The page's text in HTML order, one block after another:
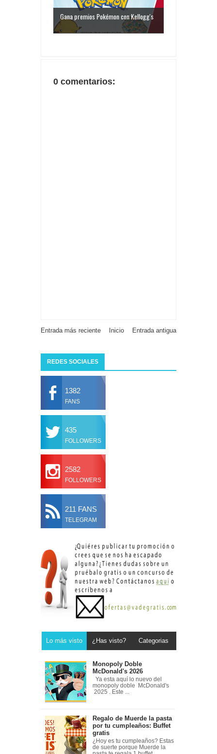
Gana premios Pokémon con Kellogg's
0 comentarios:
Entrada más reciente Entrada antigua
Inicio
REDES SOCIALES
1382
FANS
435
FOLLOWERS
2582
FOLLOWERS
211 FANS
TELEGRAM
Lo más visto ¿Has visto? Categorias
Monopoly Doble
McDonald's 2026
Ya esta aquí lo nuevo del
monopoly doble McDonald's
2025 . Este ...
Regalo de Muerde la pasta
por tu cumpleaños: Buffet
gratis
¿Hoy es tu cumpleaños? Estas
de suerte porque Muerde la